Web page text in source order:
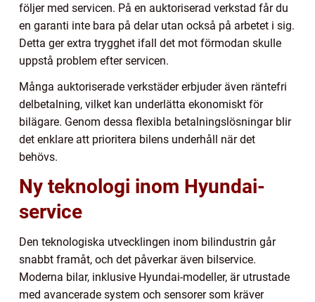
följer med servicen. På en auktoriserad verkstad får du
en garanti inte bara på delar utan också på arbetet i sig.
Detta ger extra trygghet ifall det mot förmodan skulle
uppstå problem efter servicen.
Många auktoriserade verkstäder erbjuder även räntefri
delbetalning, vilket kan underlätta ekonomiskt för
bilägare. Genom dessa flexibla betalningslösningar blir
det enklare att prioritera bilens underhåll när det
behövs.
Ny teknologi inom Hyundai-
service
Den teknologiska utvecklingen inom bilindustrin går
snabbt framåt, och det påverkar även bilservice.
Moderna bilar, inklusive Hyundai-modeller, är utrustade
med avancerade system och sensorer som kräver